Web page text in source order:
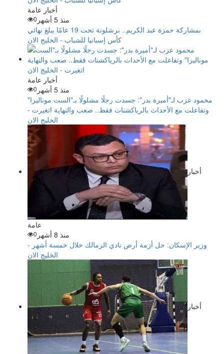
أخبار عامة
منذ 5 أشهر
0
بمشاركة حمزة عبد الكريم.. برشلونة تحت 19 عامًا يبلغ نهائي
كأس إسبانيا للشباب - الخليج الان
أخبار عامة
منذ 5 أشهر
0
محمود عزب لـ"أميرة بدر": جسدت رجلًا مشلولًا بـ"الست موناليزا"
وتفاعلت مع الأحداث بالرياكشنات فقط.. صعب والنهاية اتغيرت -
الخليج الان
أخبار
عامة
منذ 8 أشهر
0
وزير الإسكان: حل أزمة أرض نادي الزمالك خلال خمسة أشهر -
الخليج الان
أخبار